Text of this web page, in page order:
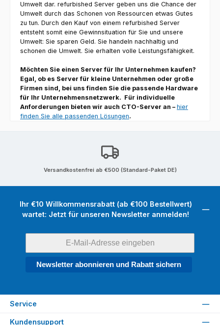
Umwelt dar. refurbished Server geben uns die Chance der
Umwelt durch das Schonen von Ressourcen etwas Gutes
zu tun. Durch den Kauf von einem refurbished Server
entsteht somit eine Gewinnsituation für Sie und unsere
Umwelt: Sie sparen Geld. Sie handeln nachhaltig und
schonen die Umwelt. Sie erhalten volle Leistungsfähigkeit.
Möchten Sie einen Server für Ihr Unternehmen kaufen?
Egal, ob es Server für kleine Unternehmen oder große
Firmen sind, bei uns finden Sie die passende Hardware
für Ihr Unternehmensnetzwerk. Für individuelle
Anforderungen bieten wir auch CTO-Server an – hier
finden Sie alle passenden Lösungen.
Versandkostenfrei ab €500 (Standard-Paket DE)
Ihr €10 Willkommensrabatt (ab €100 Bestellwert)
wartet: Jetzt für unseren Newsletter anmelden!
Newsletter abonnieren und Rabatt sichern
Service
Kundensupport